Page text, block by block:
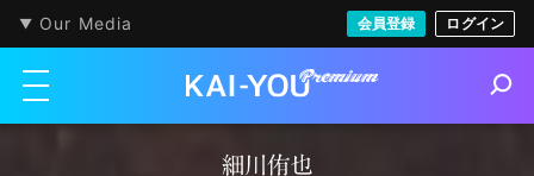
Our Media 会員登録 ログイン
メニューを開く
e